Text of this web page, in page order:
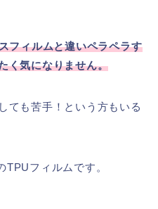
フィルムと違いペラペラす
く気になりません。
ても苦手！という方もいる
フィルムです。